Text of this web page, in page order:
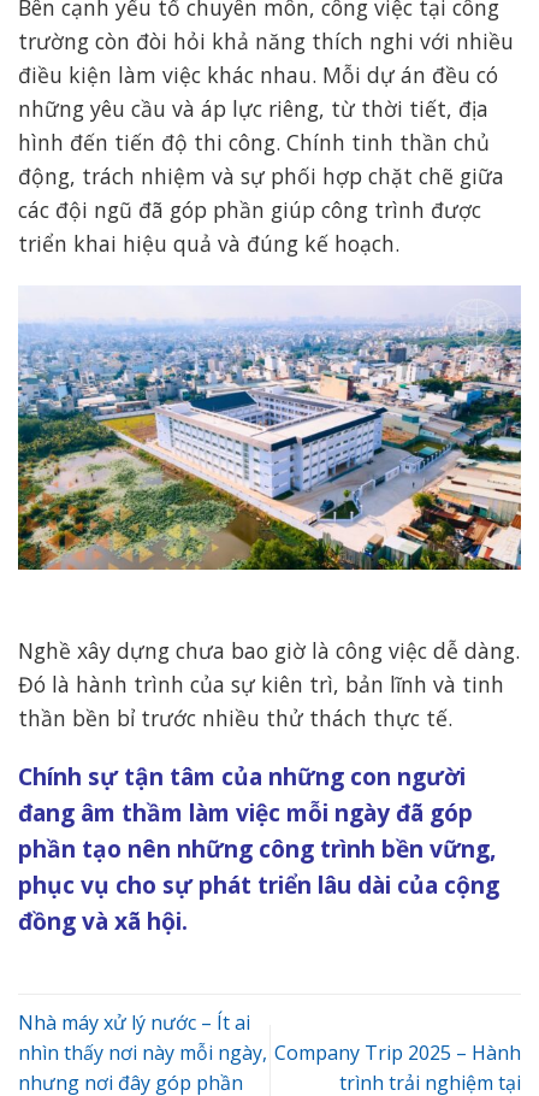
Bên cạnh yếu tố chuyên môn, công việc tại công
trường còn đòi hỏi khả năng thích nghi với nhiều
điều kiện làm việc khác nhau. Mỗi dự án đều có
những yêu cầu và áp lực riêng, từ thời tiết, địa
hình đến tiến độ thi công. Chính tinh thần chủ
động, trách nhiệm và sự phối hợp chặt chẽ giữa
các đội ngũ đã góp phần giúp công trình được
triển khai hiệu quả và đúng kế hoạch.
Nghề xây dựng chưa bao giờ là công việc dễ dàng.
Đó là hành trình của sự kiên trì, bản lĩnh và tinh
thần bền bỉ trước nhiều thử thách thực tế.
Chính sự tận tâm của những con người
đang âm thầm làm việc mỗi ngày đã góp
phần tạo nên những công trình bền vững,
phục vụ cho sự phát triển lâu dài của cộng
đồng và xã hội.
Nhà máy xử lý nước – Ít ai
nhìn thấy nơi này mỗi ngày,
nhưng nơi đây góp phần
Company Trip 2025 – Hành
trình trải nghiệm tại